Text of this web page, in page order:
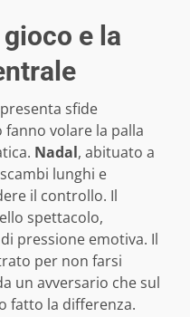
e la
presenta sfide
volare la palla
Nadal, abituato a
lunghi e
il controllo. Il
spettacolo,
pressione emotiva. Il
per non farsi
un avversario che sul
fatto la differenza.